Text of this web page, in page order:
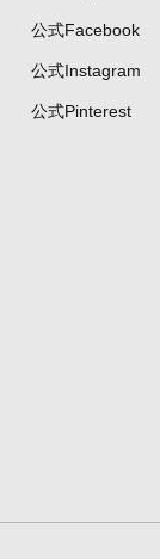
公式Facebook
公式Instagram
公式Pinterest